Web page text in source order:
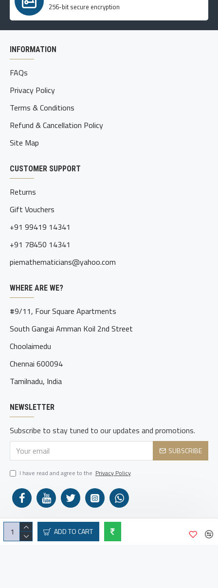
ADD TO CART
256-bit secure encryption
INFORMATION
FAQs
Privacy Policy
Terms & Conditions
Refund & Cancellation Policy
Site Map
CUSTOMER SUPPORT
Returns
Gift Vouchers
+91 99419 14341
+91 78450 14341
piemathematicians@yahoo.com
WHERE ARE WE?
#9/11, Four Square Apartments
South Gangai Amman Koil 2nd Street
Choolaimedu
Chennai 600094
Tamilnadu, India
NEWSLETTER
Subscribe to stay tuned to our updates and promotions.
SUBSCRIBE
I have read and agree to the Privacy Policy
Copyright © 2026, Pie Mathematics Association.